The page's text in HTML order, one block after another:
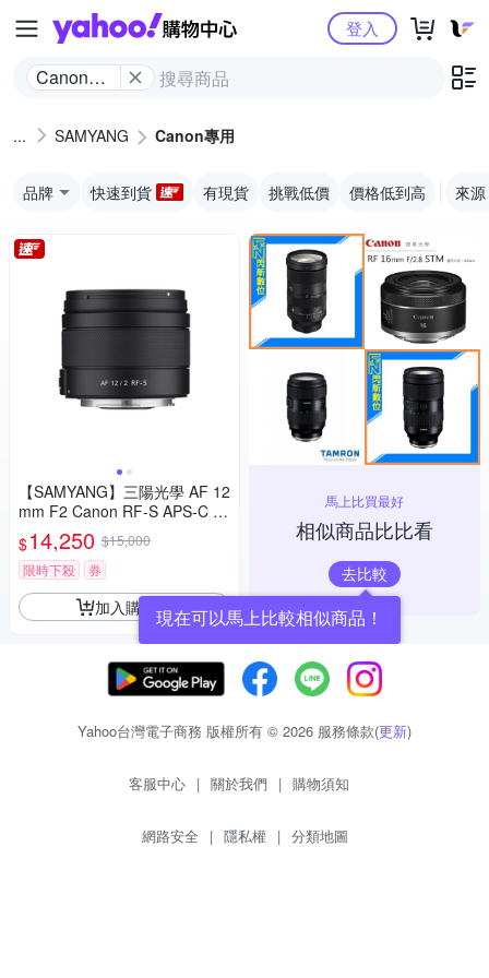
Yahoo購物中心
Canon專
登入
SAMYANG Canon專用
品牌 快速到貨 有現貨 挑戰低價 價格低到高 來源
【SAMYANG】三陽光學 AF 12
mm F2 Canon RF-S APS-C 自
動對焦鏡頭 公司貨
$14,250 $15,000
限時下殺
券
加入購物車
馬上比買最好
相似商品比比看
去比較
現在可以馬上比較相似商品！
Yahoo台灣電子商務 版權所有 © 2026 服務條款(更新)
客服中心 | 關於我們 | 購物須知
網路安全 | 隱私權 | 分類地圖